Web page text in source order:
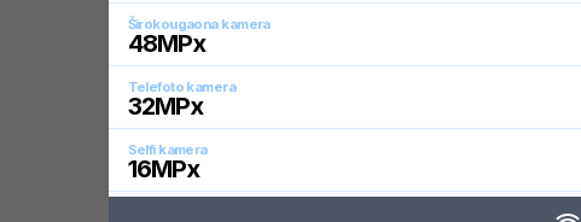
Širokougaona kamera
48MPx
Telefoto kamera
32MPx
Selfi kamera
16MPx